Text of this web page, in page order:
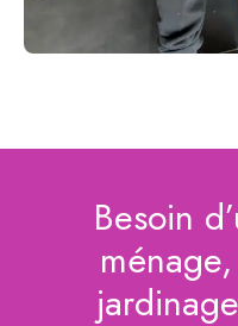
Besoin